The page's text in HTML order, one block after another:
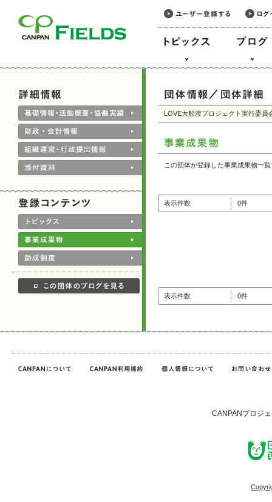
LOVE大船渡プロジェクト実行委員
この団体が登録した事業成果物一
表示件数 0件
表示件数 0件
CANPANプロジ